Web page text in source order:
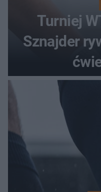
Turniej
Sznajder